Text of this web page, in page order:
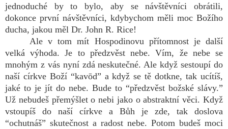
jednoduché by to bylo, aby se návštěvníci obrátili,
dokonce první návštěvníci, kdybychom měli moc Božího
ducha, jakou měl Dr. John R. Rice!
Ale v tom mít Hospodinovu přítomnost je další
velká výhoda. Je to předzvěst nebe. Vím, že nebe se
mnohým z vás nyní zdá neskutečné. Ale když sestoupí do
naší církve Boží “kavōd” a když se tě dotkne, tak ucítíš,
jaké to je jít do nebe. Bude to “předzvěst božské slávy.”
Už nebudeš přemýšlet o nebi jako o abstraktní věci. Když
vstoupíš do naší církve a Bůh je zde, tak doslova
“ochutnáš” skutečnost a radost nebe. Potom budeš moci